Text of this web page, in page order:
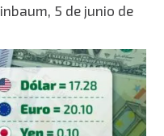
5 de junio de